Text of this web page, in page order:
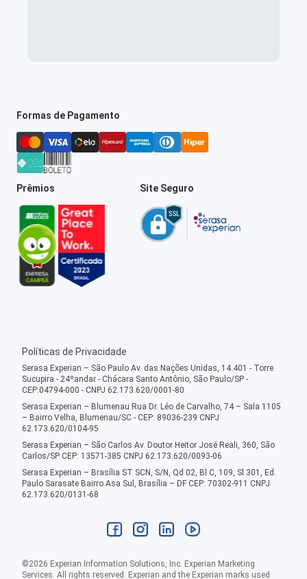
Formas de Pagamento
Prêmios Site Seguro
Políticas de Privacidade
Serasa Experian – São Paulo Av. das Nações Unidas, 14.401 - Torre
Sucupira - 24ºandar - Chácara Santo Antônio, São Paulo/SP -
CEP:04794-000 - CNPJ 62.173.620/0001-80
Serasa Experian – Blumenau Rua Dr. Léo de Carvalho, 74 – Sala 1105
– Bairro Velha, Blumenau/SC - CEP: 89036-239 CNPJ
62.173.620/0104-95
Serasa Experian – São Carlos Av. Doutor Heitor José Reali, 360, São
Carlos/SP CEP: 13571-385 CNPJ 62.173.620/0093-06
Serasa Experian – Brasília ST SCN, S/N, Qd 02, Bl C, 109, Sl 301, Ed.
Paulo Sarasate Bairro Asa Sul, Brasília – DF CEP: 70302-911 CNPJ
62.173.620/0131-68
©2026 Experian Information Solutions, Inc. Experian Marketing
Services. All rights reserved. Experian and the Experian marks used